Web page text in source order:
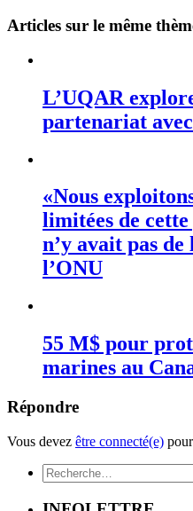
Articles sur le même
L’UQAR
partenariat
«Nous
limitées de
n’y avait pas de
l’ONU
55 M$ pour
marines au
Répondre
Vous devez être connecté(e)
Rechercher :